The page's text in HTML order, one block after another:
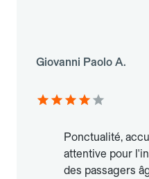
Giovanni Paolo A.
Ponctualité,
attentive pour
des passagers